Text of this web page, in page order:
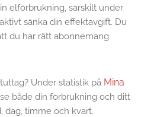
elförbrukning, särskilt under
sänka din effektavgift. Du
du har rätt abonnemang
Under statistik på Mina
både din förbrukning och ditt
dag, timme och kvart.